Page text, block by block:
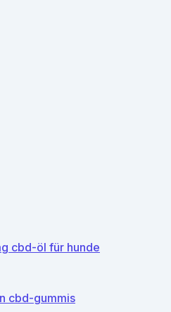
cbd-öl für hunde
cbd-gummis